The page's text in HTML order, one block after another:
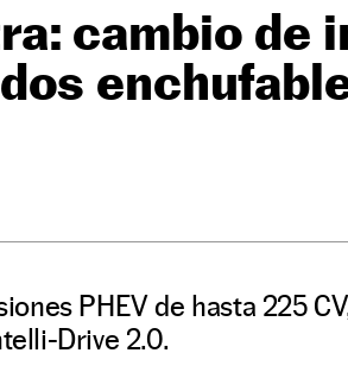
cambio de
PHEV de hasta 225
Drive 2.0.